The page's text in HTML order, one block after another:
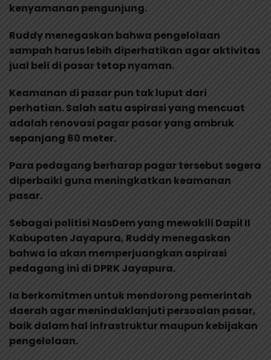
kenyamanan pengunjung.
Ruddy menegaskan bahwa pengelolaan
sampah harus lebih diperhatikan agar aktivitas
jual beli di pasar tetap nyaman.
Keamanan di pasar pun tak luput dari
perhatian. Salah satu aspirasi yang mencuat
adalah renovasi pagar pasar yang ambruk
sepanjang 60 meter.
Para pedagang berharap pagar tersebut segera
diperbaiki guna meningkatkan keamanan
pasar.
Sebagai politisi NasDem yang mewakili Dapil II
Kabupaten Jayapura, Ruddy menegaskan
bahwa ia akan memperjuangkan aspirasi
pedagang ini di DPRK Jayapura.
Ia berkomitmen untuk mendorong pemerintah
daerah agar menindaklanjuti persoalan pasar,
baik dalam hal infrastruktur maupun kebijakan
pengelolaan.